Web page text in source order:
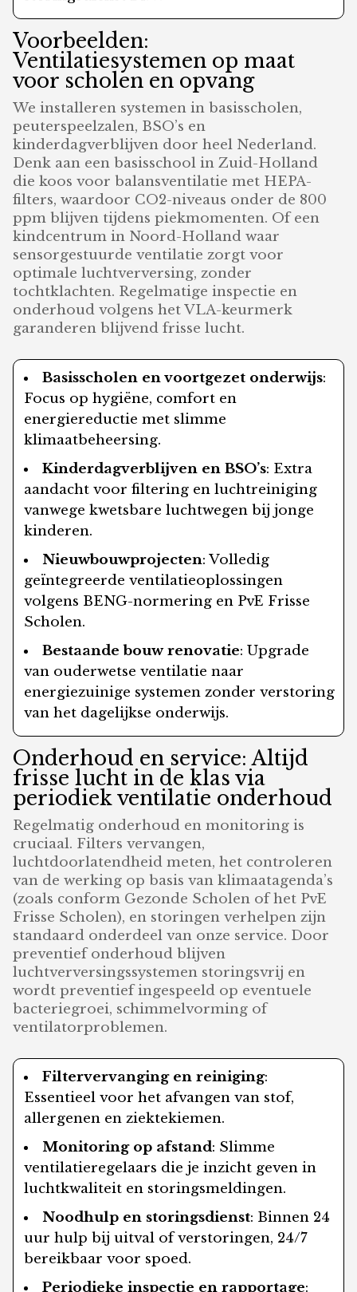
Voorbeelden:
Ventilatiesystemen op maat
voor scholen en opvang
We installeren systemen in basisscholen,
peuterspeelzalen, BSO’s en
kinderdagverblijven door heel Nederland.
Denk aan een basisschool in Zuid-Holland
die koos voor balansventilatie met HEPA-
filters, waardoor CO2-niveaus onder de 800
ppm blijven tijdens piekmomenten. Of een
kindcentrum in Noord-Holland waar
sensorgestuurde ventilatie zorgt voor
optimale luchtverversing, zonder
tochtklachten. Regelmatige inspectie en
onderhoud volgens het VLA-keurmerk
garanderen blijvend frisse lucht.
Basisscholen en voortgezet onderwijs:
Focus op hygiëne, comfort en
energiereductie met slimme
klimaatbeheersing.
Kinderdagverblijven en BSO’s: Extra
aandacht voor filtering en luchtreiniging
vanwege kwetsbare luchtwegen bij jonge
kinderen.
Nieuwbouwprojecten: Volledig
geïntegreerde ventilatieoplossingen
volgens BENG-normering en PvE Frisse
Scholen.
Bestaande bouw renovatie: Upgrade
van ouderwetse ventilatie naar
energiezuinige systemen zonder verstoring
van het dagelijkse onderwijs.
Onderhoud en service: Altijd
frisse lucht in de klas via
periodiek ventilatie onderhoud
Regelmatig onderhoud en monitoring is
cruciaal. Filters vervangen,
luchtdoorlatendheid meten, het controleren
van de werking op basis van klimaatagenda’s
(zoals conform Gezonde Scholen of het PvE
Frisse Scholen), en storingen verhelpen zijn
standaard onderdeel van onze service. Door
preventief onderhoud blijven
luchtverversingssystemen storingsvrij en
wordt preventief ingespeeld op eventuele
bacteriegroei, schimmelvorming of
ventilatorproblemen.
Filtervervanging en reiniging:
Essentieel voor het afvangen van stof,
allergenen en ziektekiemen.
Monitoring op afstand: Slimme
ventilatieregelaars die je inzicht geven in
luchtkwaliteit en storingsmeldingen.
Noodhulp en storingsdienst: Binnen 24
uur hulp bij uitval of verstoringen, 24/7
bereikbaar voor spoed.
Periodieke inspectie en rapportage: